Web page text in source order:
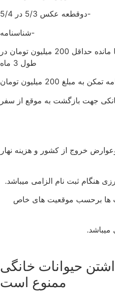
-دوقطعه عکس 5/3 در 5/4
-شناسنامه
-پرینت حساب 3 ماهه با مانده حداقل 200 میلیون تومان در
طول 3 ماه
تمکن به مبلغ 200 میلیون تومان
جهت بازگشت به موقع از سفر
خروج از کشور و هزینه نهار
ها برحسب موقعیت های خاص
حیوانات خانگی
ممنوع است